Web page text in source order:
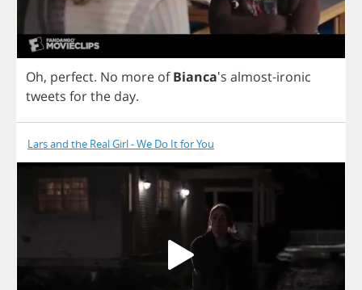
Oh, perfect. No more of Bianca's almost-ironic
tweets forthe day.
Lars and the Real Girl - We Do It for You